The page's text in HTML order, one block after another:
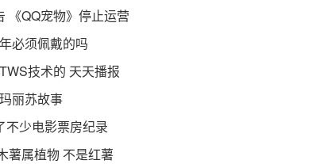
《QQ宠物》停止运营
必须佩戴的吗
技术的 天天播报
丽苏故事
不少电影票房纪录
薯属植物 不是红薯